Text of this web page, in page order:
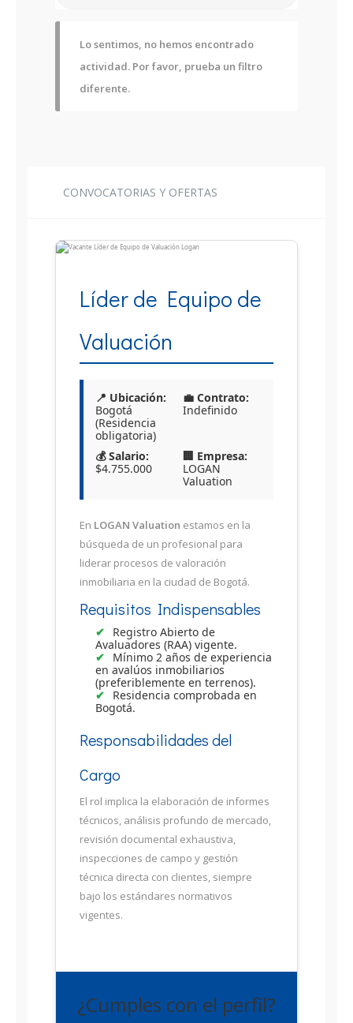
Lo sentimos, no hemos encontrado
actividad. Por favor, prueba un filtro
diferente.
CONVOCATORIAS Y OFERTAS
Líder de Equipo de
Valuación
📍 Ubicación:
Bogotá
(Residencia
obligatoria)
💼 Contrato:
Indefinido
💰 Salario:
$4.755.000
🏢 Empresa:
LOGAN
Valuation
En LOGAN Valuation estamos en la
búsqueda de un profesional para
liderar procesos de valoración
inmobiliaria en la ciudad de Bogotá.
Requisitos Indispensables
Registro Abierto de
Avaluadores (RAA) vigente.
Mínimo 2 años de experiencia
en avalúos inmobiliarios
(preferiblemente en terrenos).
Residencia comprobada en
Bogotá.
Responsabilidades del
Cargo
El rol implica la elaboración de informes
técnicos, análisis profundo de mercado,
revisión documental exhaustiva,
inspecciones de campo y gestión
técnica directa con clientes, siempre
bajo los estándares normativos
vigentes.
¿Cumples con el perfil?